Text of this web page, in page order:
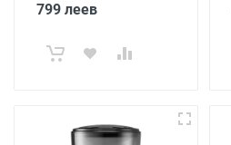
799 леев